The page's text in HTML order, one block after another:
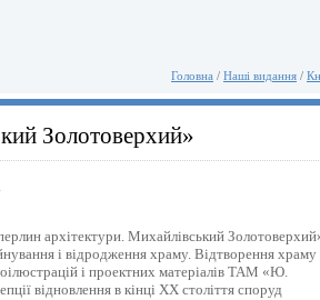
Головна / Наші видання /
Золотоверхий»
архітектури. Михайлівський
і відродження храму. Відтворення храму
і проектних матеріалів ТАМ «Ю.
відновлення в кінці ХХ століття споруд